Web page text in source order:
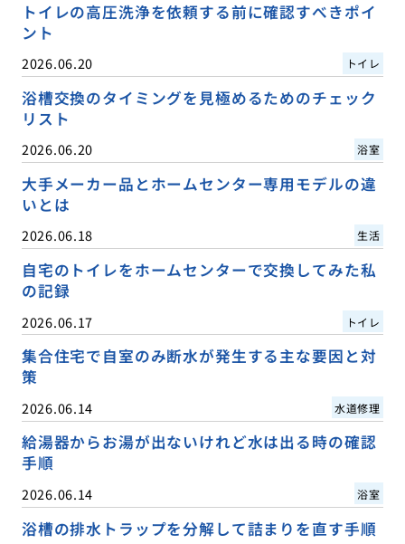
トイレの高圧洗浄を依頼する前に確認すべきポイ
ント
2026.06.20 トイレ
浴槽交換のタイミングを見極めるためのチェック
リスト
2026.06.20 浴室
大手メーカー品とホームセンター専用モデルの違
いとは
2026.06.18 生活
自宅のトイレをホームセンターで交換してみた私
の記録
2026.06.17 トイレ
集合住宅で自室のみ断水が発生する主な要因と対
策
2026.06.14 水道修理
給湯器からお湯が出ないけれど水は出る時の確認
手順
2026.06.14 浴室
浴槽の排水トラップを分解して詰まりを直す手順